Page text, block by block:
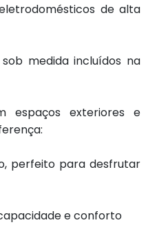
de alta
medida incluídos na
espaços exteriores e
perfeito para desfrutar
e conforto